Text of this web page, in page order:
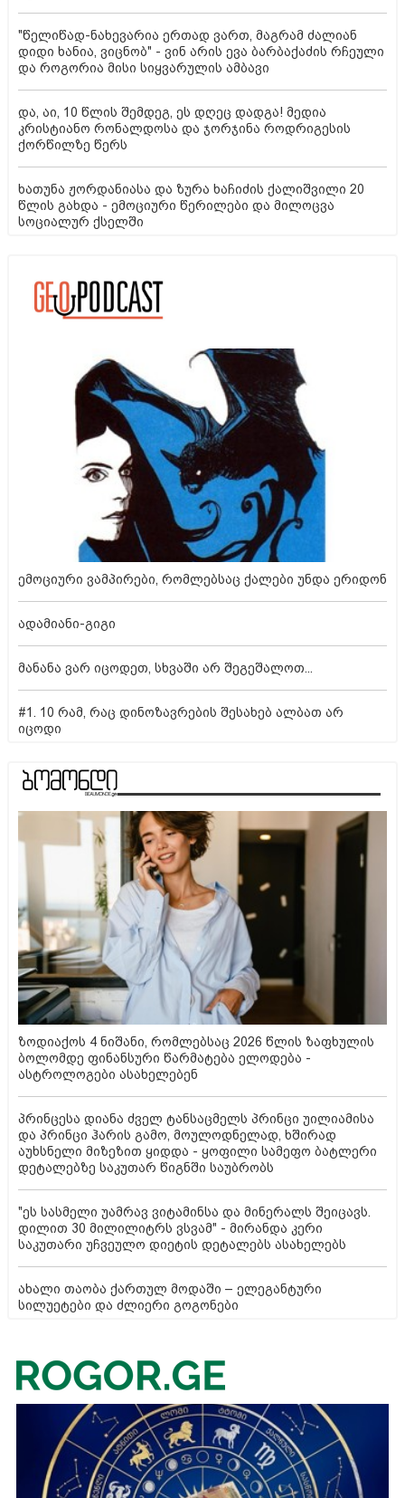
"წელიწად-ნახევარია ერთად ვართ, მაგრამ ძალიან
დიდი ხანია, ვიცნობ" - ვინ არის ევა ბარბაქაძის რჩეული
და როგორია მისი სიყვარულის ამბავი
და, აი, 10 წლის შემდეგ, ეს დღეც დადგა! მედია
კრისტიანო რონალდოსა და ჯორჯინა როდრიგესის
ქორწილზე წერს
ხათუნა ჟორდანიასა და ზურა ხაჩიძის ქალიშვილი 20
წლის გახდა - ემოციური წერილები და მილოცვა
სოციალურ ქსელში
ემოციური ვამპირები, რომლებსაც ქალები უნდა ერიდონ
ადამიანი-გიგი
მანანა ვარ იცოდეთ, სხვაში არ შეგეშალოთ...
#1. 10 რამ, რაც დინოზავრების შესახებ ალბათ არ
იცოდი
ზოდიაქოს 4 ნიშანი, რომლებსაც 2026 წლის ზაფხულის
ბოლომდე ფინანსური წარმატება ელოდება -
ასტროლოგები ასახელებენ
პრინცესა დიანა ძველ ტანსაცმელს პრინცი უილიამისა
და პრინცი ჰარის გამო, მოულოდნელად, ხშირად
აუხსნელი მიზეზით ყიდდა - ყოფილი სამეფო ბატლერი
დეტალებზე საკუთარ წიგნში საუბრობს
"ეს სასმელი უამრავ ვიტამინსა და მინერალს შეიცავს.
დილით 30 მილილიტრს ვსვამ" - მირანდა კერი
საკუთარი უჩვეულო დიეტის დეტალებს ასახელებს
ახალი თაობა ქართულ მოდაში – ელეგანტური
სილუეტები და ძლიერი გოგონები